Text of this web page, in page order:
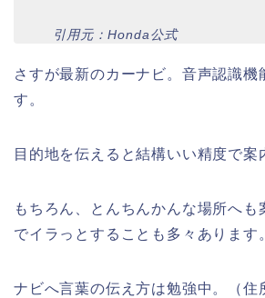
引用元：Honda公式
さすが最新のカーナビ。音声認識機
す。
目的地を伝えると結構いい精度で案
もちろん、とんちんかんな場所へも
でイラっとすることも多々あります
ナビへ言葉の伝え方は勉強中。（住